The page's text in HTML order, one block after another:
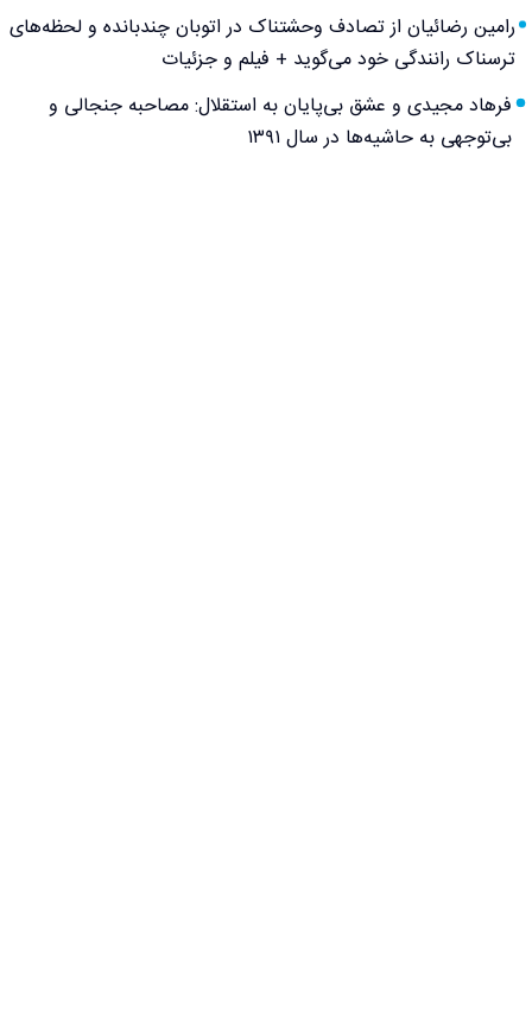
رامین رضائیان از تصادف وحشتناک در اتوبان چندبانده و لحظه‌های
ترسناک رانندگی خود می‌گوید + فیلم و جزئیات
فرهاد مجیدی و عشق بی‌پایان به استقلال: مصاحبه جنجالی و
بی‌توجهی به حاشیه‌ها در سال ۱۳۹۱